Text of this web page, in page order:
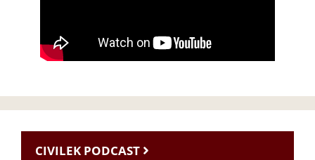
CIVILEK PODCAST